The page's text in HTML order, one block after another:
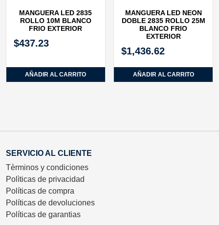
MANGUERA LED 2835
ROLLO 10M BLANCO
FRIO EXTERIOR
$437.23
AÑADIR AL CARRITO
MANGUERA LED NEON
DOBLE 2835 ROLLO 25M
BLANCO FRIO
EXTERIOR
$1,436.62
AÑADIR AL CARRITO
SERVICIO AL CLIENTE
Tèrminos y condiciones
Polìticas de privacidad
Políticas de compra
Políticas de devoluciones
Políticas de garantias